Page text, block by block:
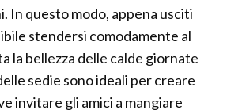
In questo modo, appena usciti
stendersi comodamente al
la bellezza delle calde giornate
sedie sono ideali per creare
invitare gli amici a mangiare